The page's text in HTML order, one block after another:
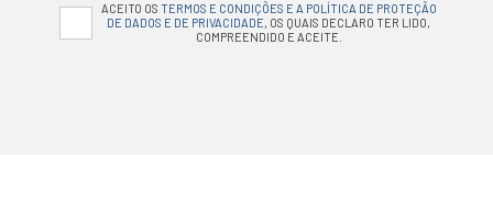
ACEITO OS TERMOS E CONDIÇÕES E A POLÍTICA DE PROTEÇÃO
DE DADOS E DE PRIVACIDADE, OS QUAIS DECLARO TER LIDO,
COMPREENDIDO E ACEITE.